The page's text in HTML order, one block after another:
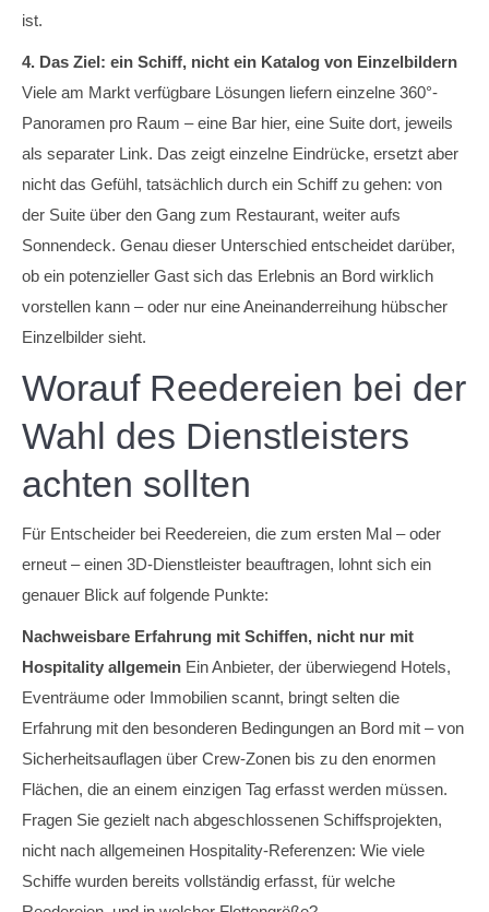
ist.
4. Das Ziel: ein Schiff, nicht ein Katalog von Einzelbildern
Viele am Markt verfügbare Lösungen liefern einzelne 360°-
Panoramen pro Raum – eine Bar hier, eine Suite dort, jeweils
als separater Link. Das zeigt einzelne Eindrücke, ersetzt aber
nicht das Gefühl, tatsächlich durch ein Schiff zu gehen: von
der Suite über den Gang zum Restaurant, weiter aufs
Sonnendeck. Genau dieser Unterschied entscheidet darüber,
ob ein potenzieller Gast sich das Erlebnis an Bord wirklich
vorstellen kann – oder nur eine Aneinanderreihung hübscher
Einzelbilder sieht.
Worauf Reedereien bei der
Wahl des Dienstleisters
achten sollten
Für Entscheider bei Reedereien, die zum ersten Mal – oder
erneut – einen 3D-Dienstleister beauftragen, lohnt sich ein
genauer Blick auf folgende Punkte:
Nachweisbare Erfahrung mit Schiffen, nicht nur mit
Hospitality allgemein Ein Anbieter, der überwiegend Hotels,
Eventräume oder Immobilien scannt, bringt selten die
Erfahrung mit den besonderen Bedingungen an Bord mit – von
Sicherheitsauflagen über Crew-Zonen bis zu den enormen
Flächen, die an einem einzigen Tag erfasst werden müssen.
Fragen Sie gezielt nach abgeschlossenen Schiffsprojekten,
nicht nach allgemeinen Hospitality-Referenzen: Wie viele
Schiffe wurden bereits vollständig erfasst, für welche